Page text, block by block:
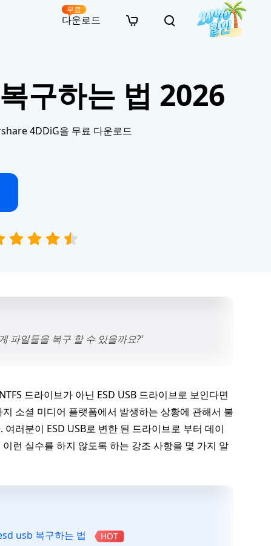
· SD 카드 복구
· 외장하드 복구
· USB 복구
· 파티션 복구
· 한글 파일 복구
· 오피스 파일 복구
· 사진 복구
온라인 동영상 복구
온라인 사진 복구
온라인 문서 복구
라인 오디오 복구
· AI 3D 액션 피규어 프롬프트
· 시네마틱 AI 이미지 프롬프트
· 애니메이션 실사 변환 프롬프트
· AI 애니메이션 인물 프롬프트
· 윈도우 11 우회 설치
· 중복 파일 찾기 (Win)
· 하드 디스크 복사
· 중복 파일 찾기 (Mac)
· C 드라이브 확장
· 디스크 공간 확보 (Win)
· MBR GPT 변환
다운로드
무료
구하는 법 2026
4DDiG을 무료 다운로드
파일들을 복구 할 수 있을까요?'
드라이브가 아닌 ESD USB 드라이브로 보인다면
소셜 미디어 플랫폼에서 발생하는 상황에 관해서 불
러분이 ESD USB로 변한 된 드라이브로 부터 데이
런 실수를 하지 않도록 하는 강조 사항을 몇 가지 알
usb 복구하는 법
HOT